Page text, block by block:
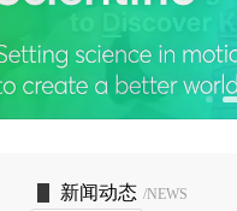
新闻动态 /NEWS